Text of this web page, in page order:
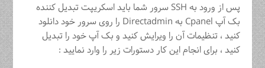
پس از ورود به SSH سرور شما باید اسکریپت تبدیل کننده
بک آپ Cpanel به Directadmin را روی سرور خود دانلود
کنید ، تنظیمات آن را ویرایش کنید و بک آپ خود را تبدیل
کنید ، برای انجام این کار دستورات زیر را وارد نمایید :